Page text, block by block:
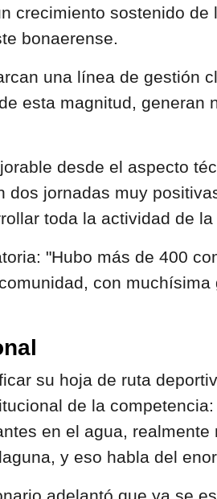
crecimiento sostenido
bonaerense.
una línea de gestión
esta magnitud, generan
desde el aspecto
jornadas muy
toda la actividad de la
"Hubo más de 400
con
su hoja de ruta
de la
en el agua,
y eso habla del